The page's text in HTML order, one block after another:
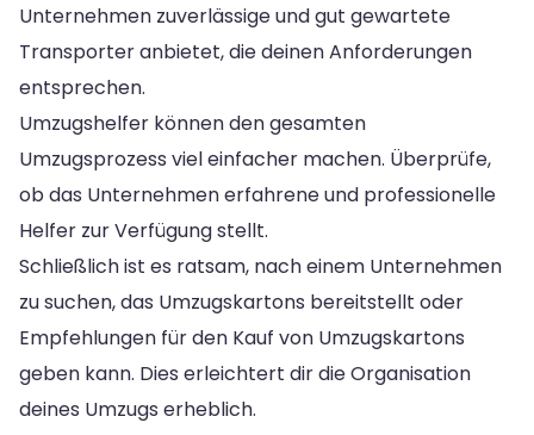
Unternehmen zuverlässige und gut gewartete
Transporter anbietet, die deinen Anforderungen
entsprechen.
Umzugshelfer können den gesamten
Umzugsprozess viel einfacher machen. Überprüfe,
ob das Unternehmen erfahrene und professionelle
Helfer zur Verfügung stellt.
Schließlich ist es ratsam, nach einem Unternehmen
zu suchen, das Umzugskartons bereitstellt oder
Empfehlungen für den Kauf von Umzugskartons
geben kann. Dies erleichtert dir die Organisation
deines Umzugs erheblich.